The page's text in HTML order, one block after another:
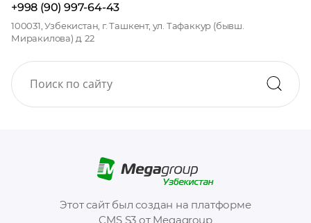
Этот сайт был создан на платформе
CMS S3 от Megagroup
+998 (90) 997-64-43
100031, Узбекистан, г. Ташкент, ул. Тафаккур (бывш.
Миракилова) д. 22